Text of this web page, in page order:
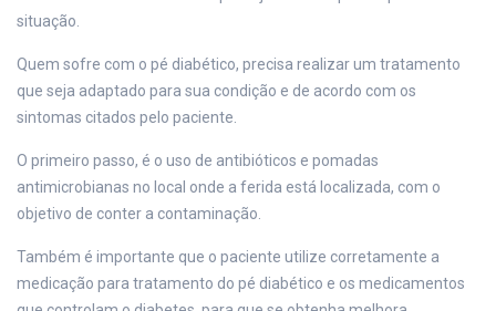
situação.
Quem sofre com o pé diabético, precisa realizar um tratamento
que seja adaptado para sua condição e de acordo com os
sintomas citados pelo paciente.
O primeiro passo, é o uso de antibióticos e pomadas
antimicrobianas no local onde a ferida está localizada, com o
objetivo de conter a contaminação.
Também é importante que o paciente utilize corretamente a
medicação para tratamento do pé diabético e os medicamentos